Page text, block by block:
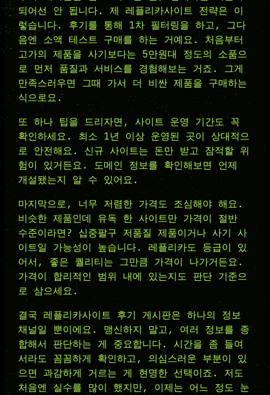
되어선 안 됩니다. 제 레플리카사이트 전략은 이
렇습니다. 후기를 통해 1차 필터링을 하고, 그다
음엔 소액 테스트 구매를 하는 거예요. 처음부터
고가의 제품을 사기보다는 5만원대 정도의 소품으
로 먼저 품질과 서비스를 경험해보는 거죠. 그게
만족스러우면 그때 가서 더 비싼 제품을 구매하는
식으로요.
또 하나 팁을 드리자면, 사이트 운영 기간도 꼭
확인하세요. 최소 1년 이상 운영된 곳이 상대적으
로 안전해요. 신규 사이트는 돈만 받고 잠적할 위
험이 있거든요. 도메인 정보를 확인해보면 언제
개설됐는지 알 수 있어요.
마지막으로, 너무 저렴한 가격도 조심해야 해요.
비슷한 제품인데 유독 한 사이트만 가격이 절반
수준이라면? 십중팔구 저품질 제품이거나 사기 사
이트일 가능성이 높습니다. 레플리카도 등급이 있
어서, 좋은 퀄리티는 그만큼 가격이 나가거든요.
가격이 합리적인 범위 내에 있는지도 판단 기준으
로 삼으세요.
결국 레플리카사이트 후기 게시판은 하나의 정보
채널일 뿐이에요. 맹신하지 말고, 여러 정보를 종
합해서 판단하는 게 중요합니다. 시간을 좀 들여
서라도 꼼꼼하게 확인하고, 의심스러운 부분이 있
으면 과감하게 거르는 게 현명한 선택이죠. 저도
처음엔 실수를 많이 했지만, 이제는 어느 정도 눈